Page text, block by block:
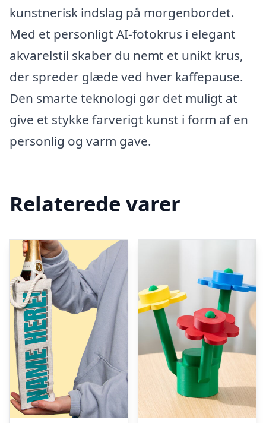
kunstnerisk indslag på morgenbordet.
Med et personligt AI-fotokrus i elegant
akvarelstil skaber du nemt et unikt krus,
der spreder glæde ved hver kaffepause.
Den smarte teknologi gør det muligt at
give et stykke farverigt kunst i form af en
personlig og varm gave.
Relaterede varer